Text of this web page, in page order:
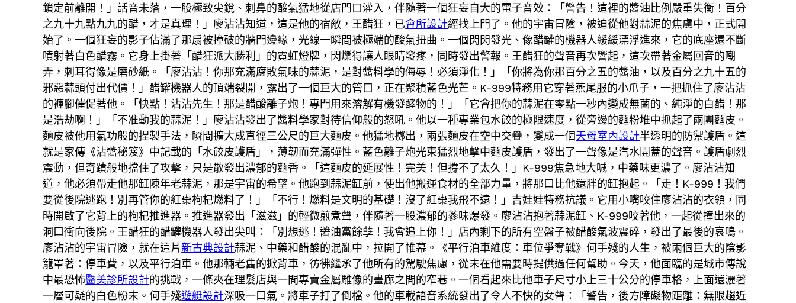
鎖定前離開！」話音未落，一股極致尖銳、刺鼻的酸氣猛地從店門口灌入，伴隨著一個狂妄自大的電子音效：「警告！這裡的醬油比例嚴重失衡！百分
之九十九點九九的醋，才是真理！」廖沾沾知道，這是他的宿敵，王醋狂，已會所設計經找上門了。他的宇宙冒險，被迫從他對蒜泥的焦慮中，正式開
始了。一個狂妄的影子佔滿了那扇被撞破的牆門邊緣，光線一瞬間被極端的酸氣扭曲。一個閃閃發光、像醋罐的機器人緩緩漂浮進來，它的底座還不斷
噴射著白色醋霧。它身上掛著「醋狂派大勝利」的霓虹燈牌，閃爍得讓人眼睛發疼，同時發出警報。王醋狂的聲音再次響起，這次帶著金屬回音的嘲
弄，刺耳得像是磨砂紙。「廖沾沾！你那充滿腐敗氣味的蒜泥，是對醬料學的侮辱！必須淨化！」「你將為你那百分之五的醬油，以及百分之九十五的
邪惡蒜頭付出代價！」醋罐機器人的頂端裂開，露出了一個巨大的管口，正在聚積藍色光芒。K-999特務用它穿著燕尾服的小爪子，一把抓住了廖沾沾
的褲腳催促著他。「快點！沾沾先生！那是醋酸離子炮！專門用來溶解有機發酵物的！」「它會把你的蒜泥在零點一秒內變成無菌的、純淨的白醋！那
是浩劫啊！」「不准動我的蒜泥！」廖沾沾發出了醬料學家對待信仰般的怒吼。他以一種專業包水餃的極限速度，從旁邊的麵粉堆中抓起了兩團麵皮。
麵皮被他用氣功般的捏製手法，瞬間擴大成直徑三公尺的巨大麵皮。他猛地擲出，兩張麵皮在空中交疊，變成一個天母室內設計半透明的防禦護盾。這
就是家傳《沾醬秘笈》中記載的「水餃皮護盾」，薄韌而充滿彈性。藍色離子炮光束猛烈地擊中麵皮護盾，發出了一聲像是汽水開蓋的聲音。護盾劇烈
震動，但奇蹟般地擋住了攻擊，只是散發出濃郁的麵香。「這麵皮的延展性！完美！但撐不了太久！」K-999焦急地大喊，中藥味更濃了。廖沾沾知
道，他必須帶走他那缸陳年老蒜泥，那是宇宙的希望。他跑到蒜泥缸前，使出他搬運食材的全部力量，將那口比他還胖的缸抱起。「走！K-999！我們
要從後院逃跑！別再管你的紅棗枸杞燃料了！」「不行！燃料是文明的基礎！沒了紅棗我飛不遠！」吉娃娃特務抗議。它用小嘴咬住廖沾沾的衣領，同
時開啟了它背上的枸杞推進器。推進器發出「滋滋」的輕微煎煮聲，伴隨著一股濃郁的蔘味爆發。廖沾沾抱著蒜泥缸、K-999咬著他，一起從撞出來的
洞口衝向後院。王醋狂的醋罐機器人發出尖叫：「別想逃！醬油黨餘孽！我會追上你！」店內剩下的所有空盤子被醋酸氣波震碎，發出了最後的哀鳴。
廖沾沾的宇宙冒險，就在這片新古典設計蒜泥、中藥和醋酸的混亂中，拉開了帷幕。《平行泊車維度：車位爭奪戰》何手殘的人生，被兩個巨大的陰影
籠罩著：停車費，以及平行泊車。他那輛老舊的掀背車，彷彿繼承了他所有的駕駛焦慮，從未在他需要時提供過任何幫助。今天，他面臨的是城市傳說
中最恐怖醫美診所設計的挑戰，一條夾在理髮店與一間專賣金屬雕像的畫廊之間的窄巷。一個看起來比他車子尺寸小上三十公分的停車格，上面還灑著
一層可疑的白色粉末。何手殘遊艇設計深吸一口氣。將車子打了倒檔。他的車載語音系統發出了令人不快的女聲：「警告，後方障礙物距離：無限趨近